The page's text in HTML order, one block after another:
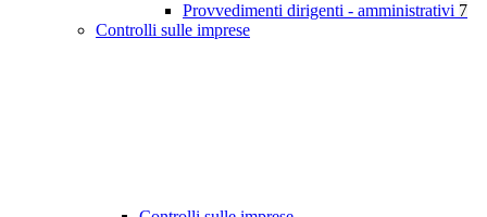
Provvedimenti dirigenti - amministrativi 7
Controlli sulle imprese